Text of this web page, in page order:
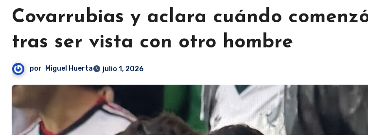
Covarrubias y aclara cuándo
tras ser vista con otro hombre
por Miguel Huerta julio 1, 2026